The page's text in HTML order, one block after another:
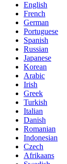
English
French
German
Portuguese
Spanish
Russian
Japanese
Korean
Arabic
Irish
Greek
Turkish
Italian
Danish
Romanian
Indonesian
Czech
Afrikaans